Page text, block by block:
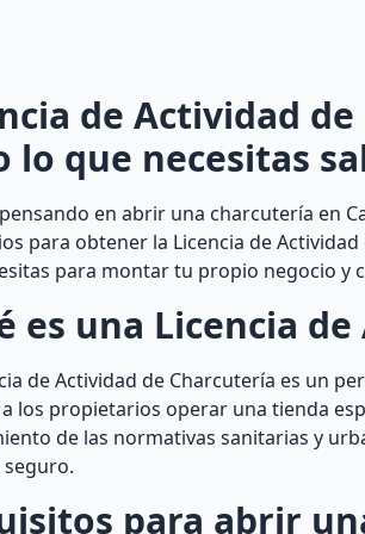
de Actividad
lo que necesitas
en abrir una charcutería en
para obtener la Licencia de
para montar tu propio negocio y
es una Licencia
de Actividad de Charcutería es un
los propietarios operar una tienda
de las normativas sanitarias y
para abrir